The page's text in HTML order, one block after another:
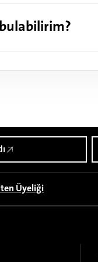
bulabilirim?
Üyeliği